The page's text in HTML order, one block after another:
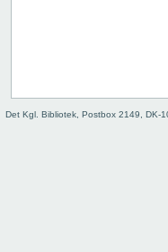
Det Kgl. Bibliotek, Postbox 2149, DK-